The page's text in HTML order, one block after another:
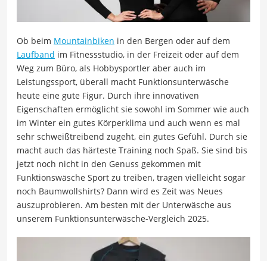
Ob beim Mountainbiken in den Bergen oder auf dem
Laufband im Fitnessstudio, in der Freizeit oder auf dem
Weg zum Büro, als Hobbysportler aber auch im
Leistungssport, überall macht Funktionsunterwäsche
heute eine gute Figur. Durch ihre innovativen
Eigenschaften ermöglicht sie sowohl im Sommer wie auch
im Winter ein gutes Körperklima und auch wenn es mal
sehr schweißtreibend zugeht, ein gutes Gefühl. Durch sie
macht auch das härteste Training noch Spaß. Sie sind bis
jetzt noch nicht in den Genuss gekommen mit
Funktionswäsche Sport zu treiben, tragen vielleicht sogar
noch Baumwollshirts? Dann wird es Zeit was Neues
auszuprobieren. Am besten mit der Unterwäsche aus
unserem Funktionsunterwäsche-Vergleich 2025.